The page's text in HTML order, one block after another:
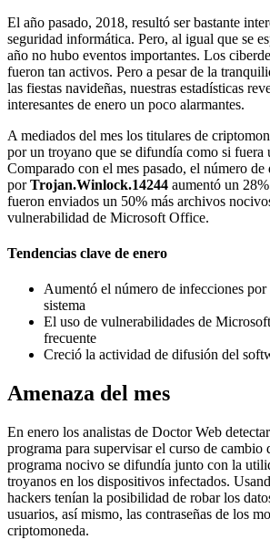
El año pasado, 2018, resultó ser bastante
seguridad informática. Pero, al igual que se
año no hubo eventos importantes. Los
fueron tan activos. Pero a pesar de la
las fiestas navideñas, nuestras estadísticas
interesantes de enero un poco alarmantes.
A mediados del mes los titulares de
por un troyano que se difundía como si fuera
Comparado con el mes pasado, el número
porTrojan.Winlock.14244 aumentó un
fueron enviados un 50% más archivos
vulnerabilidad de Microsoft Office.
Tendencias clave de enero
Aumentó el número de infecciones por
sistema
El uso de vulnerabilidades de
frecuente
Creció la actividad de difusión del
Amenaza del mes
En enero los analistas de Doctor Web
programa para supervisar el curso de cambio
programa nocivo se difundía junto con la
troyanos en los dispositivos infectados.
hackers tenían la posibilidad de robar los
usuarios, así mismo, las contraseñas de los
criptomoneda.